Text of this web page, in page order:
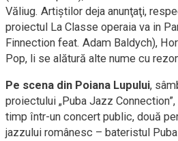
Văliug. Artiştilor deja anunţaţi,
proiectul La Classe operaia va in
Finnection feat. Adam Baldych),
Pop, li se alătură alte nume cu
Pe scena din Poiana Lupului,
proiectului „Puba Jazz
timp într-un concert public, două
jazzului românesc – bateristul